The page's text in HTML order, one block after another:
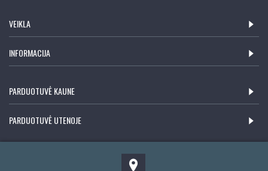
VEIKLA
INFORMACIJA
PARDUOTUVĖ KAUNE
PARDUOTUVĖ UTENOJE